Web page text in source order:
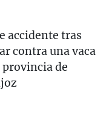
accidente tras
contra una vaca
provincia de